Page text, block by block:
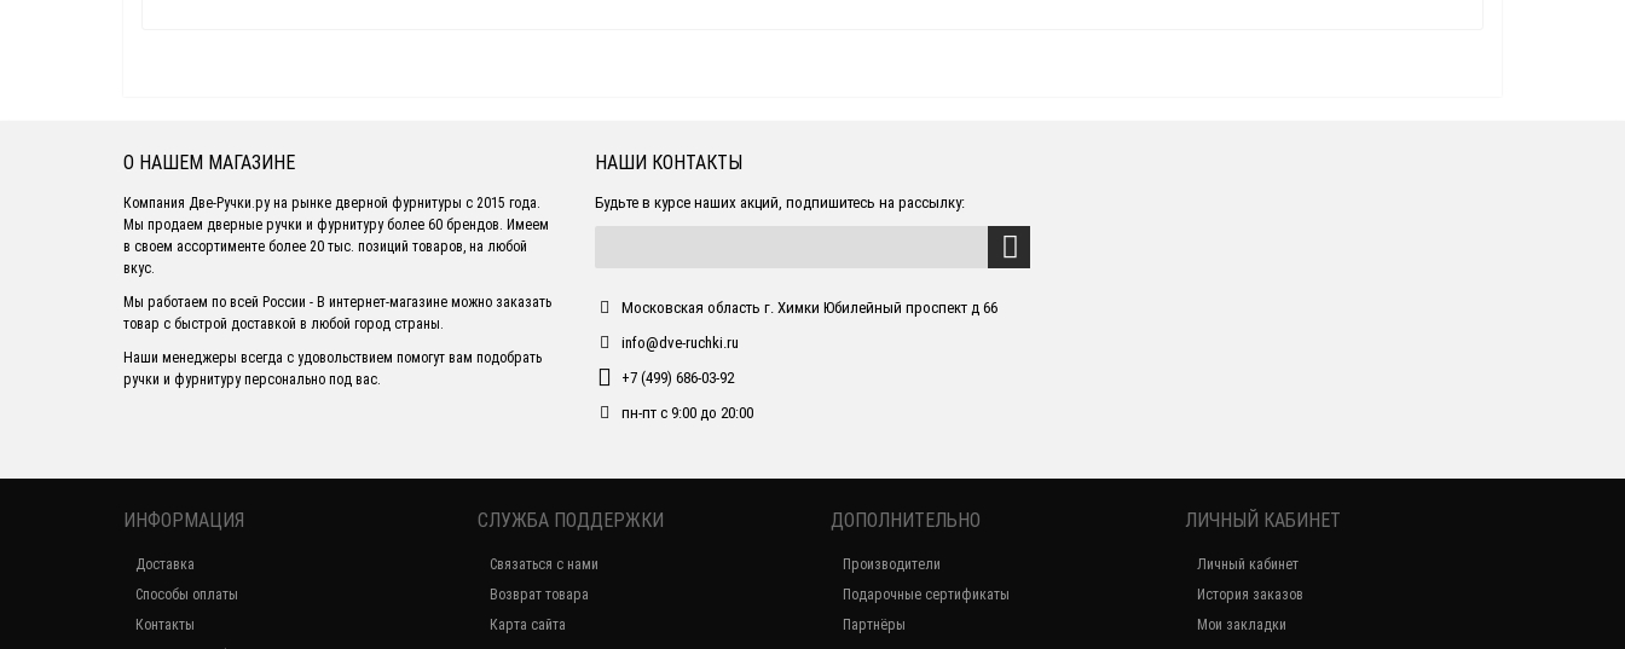
О НАШЕМ МАГАЗИНЕ
Компания Две-Ручки.ру на рынке дверной фурнитуры с 2015 года.
Мы продаем дверные ручки и фурнитуру более 60 брендов. Имеем
в своем ассортименте более 20 тыс. позиций товаров, на любой
вкус.
Мы работаем по всей России - В интернет-магазине можно заказать
товар с быстрой доставкой в любой город страны.
Наши менеджеры всегда с удовольствием помогут вам подобрать
ручки и фурнитуру персонально под вас.
НАШИ КОНТАКТЫ
Будьте в курсе наших акций, подпишитесь на рассылку:
Московская область г. Химки Юбилейный проспект д 66
info@dve-ruchki.ru
+7 (499) 686-03-92
пн-пт с 9:00 до 20:00
ИНФОРМАЦИЯ
Доставка
Способы оплаты
Контакты
СЛУЖБА ПОДДЕРЖКИ
Связаться с нами
Возврат товара
Карта сайта
ДОПОЛНИТЕЛЬНО
Производители
Подарочные сертификаты
Партнёры
ЛИЧНЫЙ КАБИНЕТ
Личный кабинет
История заказов
Мои закладки